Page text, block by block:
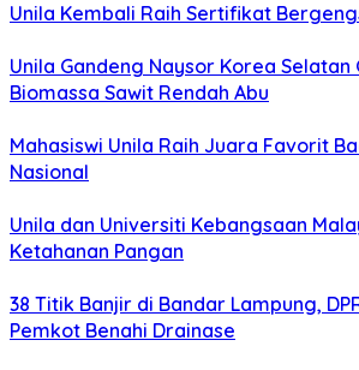
Unila Kembali Raih Sertifikat
Unila Gandeng Naysor Korea Selatan
Biomassa Sawit Rendah Abu
Mahasiswi Unila Raih Juara Favorit
Nasional
Unila dan Universiti Kebangsaan
Ketahanan Pangan
38 Titik Banjir di Bandar Lampung,
Pemkot Benahi Drainase